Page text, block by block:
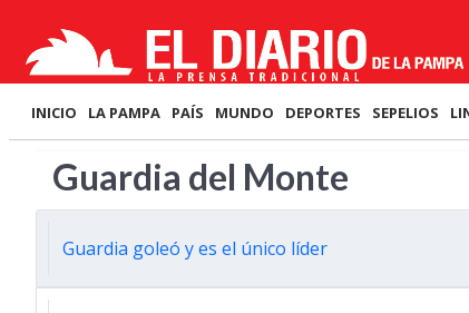
INICIO LA PAMPA PAÍS MUNDO DEPORTES SEPELIOS
Guardia del Monte
Guardia goleó y es el único líder